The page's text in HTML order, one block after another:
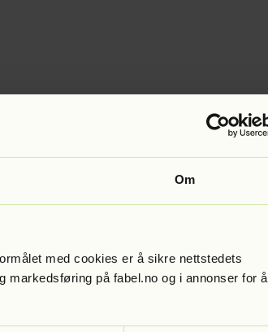
Om
med cookies er å sikre nettstedets
på fabel.no og i annonser for å